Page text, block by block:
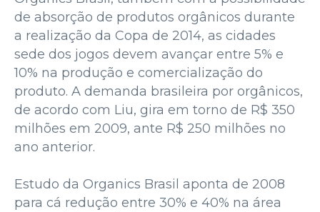
de absorção de produtos orgânicos durante
a realização da Copa de 2014, as cidades
sede dos jogos devem avançar entre 5% e
10% na produção e comercialização do
produto. A demanda brasileira por orgânicos,
de acordo com Liu, gira em torno de R$ 350
milhões em 2009, ante R$ 250 milhões no
ano anterior.
Estudo da Organics Brasil aponta de 2008
para cá redução entre 30% e 40% na área